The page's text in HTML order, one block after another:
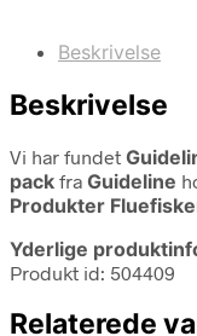
Beskrivelse
Beskrivelse
Vi har fundet
pack fra Guideline
Produkter
Yderlige
Produkt id: 504409
Relaterede